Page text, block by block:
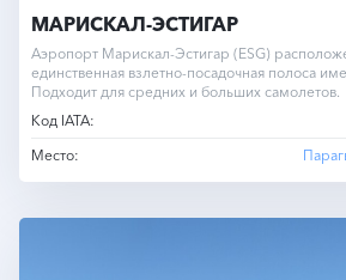
МАРИСКАЛ-ЭСТИГАР
Аэропорт Марискал-Эстигар (ESG)
единственная взлетно-посадочная полоса
Подходит для средних и больших самолетов.
Код IATA:
Место: